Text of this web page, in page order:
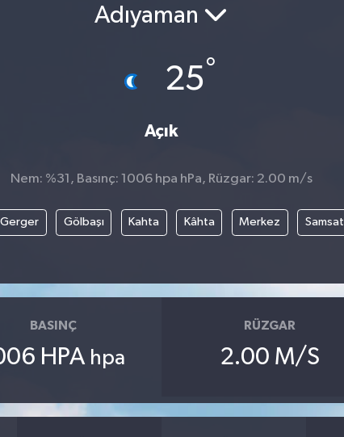
Adıyaman
25°
Açık
Nem: %31, Basınç: 1006 hpa hPa, Rüzgar: 2.00 m/s
Gerger Gölbaşı Kahta Kâhta Merkez Samsat
BASINÇ
HPA hpa
RÜZGAR
2.00 M/S